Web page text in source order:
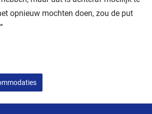
opnieuw mochten doen, zou de put